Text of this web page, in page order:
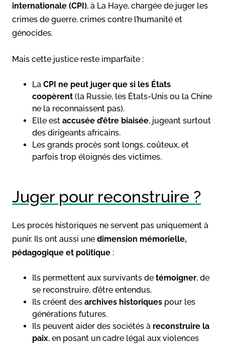
internationale (CPI), à La Haye, chargée de juger les
crimes de guerre, crimes contre l’humanité et
génocides.
Mais cette justice reste imparfaite :
La CPI ne peut juger que si les États
coopèrent (la Russie, les États-Unis ou la Chine
ne la reconnaissent pas).
Elle est accusée d’être biaisée, jugeant surtout
des dirigeants africains.
Les grands procès sont longs, coûteux, et
parfois trop éloignés des victimes.
Juger pour reconstruire ?
Les procès historiques ne servent pas uniquement à
punir. Ils ont aussi une dimension mémorielle,
pédagogique et politique :
Ils permettent aux survivants de témoigner, de
se reconstruire, d’être entendus.
Ils créent des archives historiques pour les
générations futures.
Ils peuvent aider des sociétés à reconstruire la
paix, en posant un cadre légal aux violences